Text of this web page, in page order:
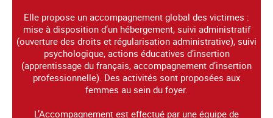
Elle propose un accompagnement global des victimes :
mise à disposition d’un hébergement, suivi administratif
(ouverture des droits et régularisation administrative), suivi
psychologique, actions éducatives d’insertion
(apprentissage du français, accompagnement d’insertion
professionnelle). Des activités sont proposées aux
femmes au sein du foyer.
L’Accompagnement est effectué par une équipe de